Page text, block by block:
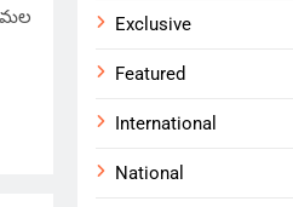
Exclusive
Featured
International
National